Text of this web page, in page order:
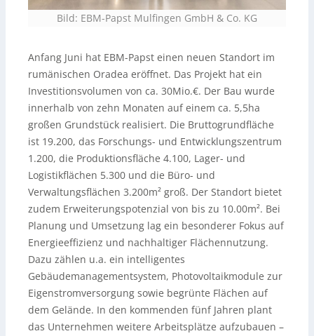
Bild: EBM-Papst Mulfingen GmbH & Co. KG
Anfang Juni hat EBM-Papst einen neuen Standort im
rumänischen Oradea eröffnet. Das Projekt hat ein
Investitionsvolumen von ca. 30Mio.€. Der Bau wurde
innerhalb von zehn Monaten auf einem ca. 5,5ha
großen Grundstück realisiert. Die Bruttogrundfläche
ist 19.200, das Forschungs- und Entwicklungszentrum
1.200, die Produktionsfläche 4.100, Lager- und
Logistikflächen 5.300 und die Büro- und
Verwaltungsflächen 3.200m² groß. Der Standort bietet
zudem Erweiterungspotenzial von bis zu 10.00m². Bei
Planung und Umsetzung lag ein besonderer Fokus auf
Energieeffizienz und nachhaltiger Flächennutzung.
Dazu zählen u.a. ein intelligentes
Gebäudemanagementsystem, Photovoltaikmodule zur
Eigenstromversorgung sowie begrünte Flächen auf
dem Gelände. In den kommenden fünf Jahren plant
das Unternehmen weitere Arbeitsplätze aufzubauen –